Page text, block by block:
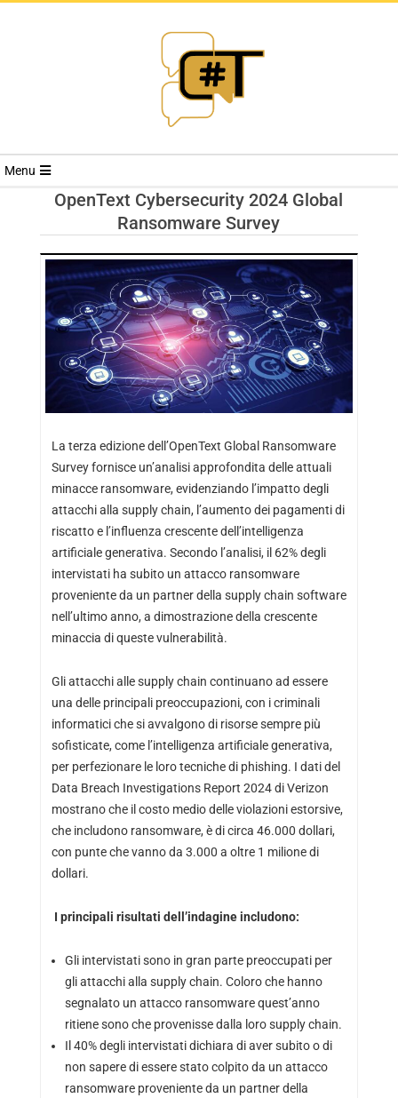
RIVISTA
TRENDS
Menu
OpenText Cybersecurity 2024 Global
Ransomware Survey
La terza edizione dell’OpenText Global Ransomware
Survey fornisce un’analisi approfondita delle attuali
minacce ransomware, evidenziando l’impatto degli
attacchi alla supply chain, l’aumento dei pagamenti di
riscatto e l’influenza crescente dell’intelligenza
artificiale generativa. Secondo l’analisi, il 62% degli
intervistati ha subito un attacco ransomware
proveniente da un partner della supply chain software
nell’ultimo anno, a dimostrazione della crescente
minaccia di queste vulnerabilità.
Gli attacchi alle supply chain continuano ad essere
una delle principali preoccupazioni, con i criminali
informatici che si avvalgono di risorse sempre più
sofisticate, come l’intelligenza artificiale generativa,
per perfezionare le loro tecniche di phishing. I dati del
Data Breach Investigations Report 2024 di Verizon
mostrano che il costo medio delle violazioni estorsive,
che includono ransomware, è di circa 46.000 dollari,
con punte che vanno da 3.000 a oltre 1 milione di
dollari.
I principali risultati dell’indagine includono:
Gli intervistati sono in gran parte preoccupati per
gli attacchi alla supply chain. Coloro che hanno
segnalato un attacco ransomware quest’anno
ritiene sono che provenisse dalla loro supply chain.
Il 40% degli intervistati dichiara di aver subito o di
non sapere di essere stato colpito da un attacco
ransomware proveniente da un partner della